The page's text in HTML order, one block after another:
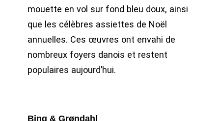
mouette en vol sur fond bleu doux, ainsi
que les célèbres assiettes de Noël
annuelles. Ces œuvres ont envahi de
nombreux foyers danois et restent
populaires aujourd’hui.
Bing & Grøndahl